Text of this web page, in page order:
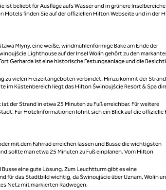
beliebt für Ausflüge aufs Wasser und in grünere
Hotels finden Sie auf der offiziellen Hilton Webseite und in der
Młyny, eine weiße, windmühlenförmige Bake am Ende der
Lighthouse auf der Insel Wolin gehört zu den
Gerharda ist eine historische Festungsanlage und die
zu vielen Freizeitangeboten verbindet. Hinzu kommt der
im Küstenbereich liegt das Hilton Świnoujście Resort & Spa
der Strand in etwa 25 Minuten zu Fuß erreichbar. Für weitere
Für Hotelinformationen lohnt sich ein Blick auf die
mit dem Fahrrad erreichen lassen und Busse die wichtigsten
sollte man etwa 25 Minuten zu Fuß einplanen. Vom Hilton
eine gute Lösung. Zum Leuchtturm gibt es eine
für das Stadtbild wichtig, da Świnoujście über Uznam, Wolin
Netz mit markierten Radwegen.